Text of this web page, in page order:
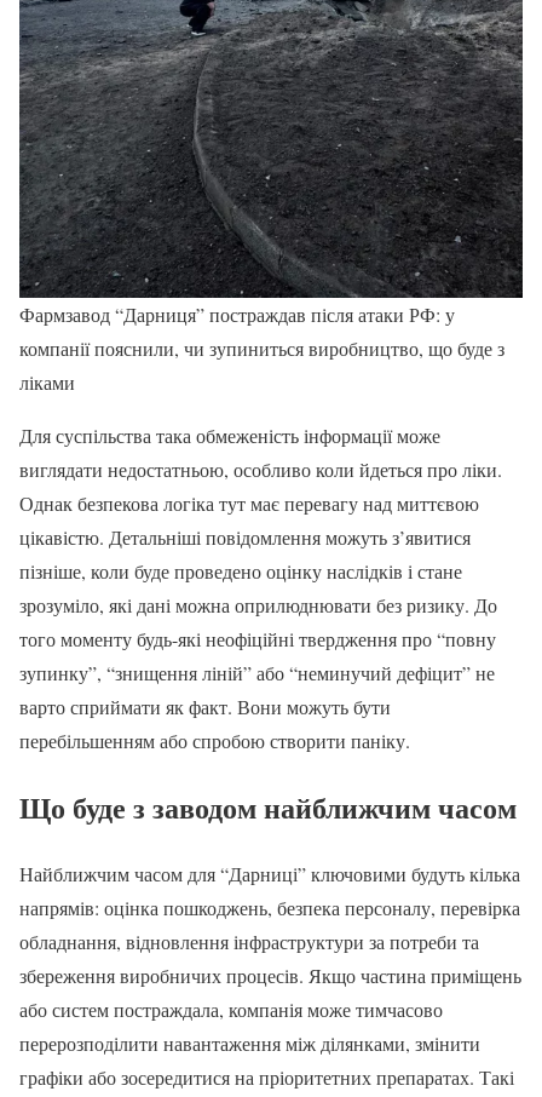
Фармзавод “Дарниця” постраждав після атаки РФ: у
компанії пояснили, чи зупиниться виробництво, що буде з
ліками
Для суспільства така обмеженість інформації може
виглядати недостатньою, особливо коли йдеться про ліки.
Однак безпекова логіка тут має перевагу над миттєвою
цікавістю. Детальніші повідомлення можуть з’явитися
пізніше, коли буде проведено оцінку наслідків і стане
зрозуміло, які дані можна оприлюднювати без ризику. До
того моменту будь-які неофіційні твердження про “повну
зупинку”, “знищення ліній” або “неминучий дефіцит” не
варто сприймати як факт. Вони можуть бути
перебільшенням або спробою створити паніку.
Що буде з заводом найближчим часом
Найближчим часом для “Дарниці” ключовими будуть кілька
напрямів: оцінка пошкоджень, безпека персоналу, перевірка
обладнання, відновлення інфраструктури за потреби та
збереження виробничих процесів. Якщо частина приміщень
або систем постраждала, компанія може тимчасово
перерозподілити навантаження між ділянками, змінити
графіки або зосередитися на пріоритетних препаратах. Такі